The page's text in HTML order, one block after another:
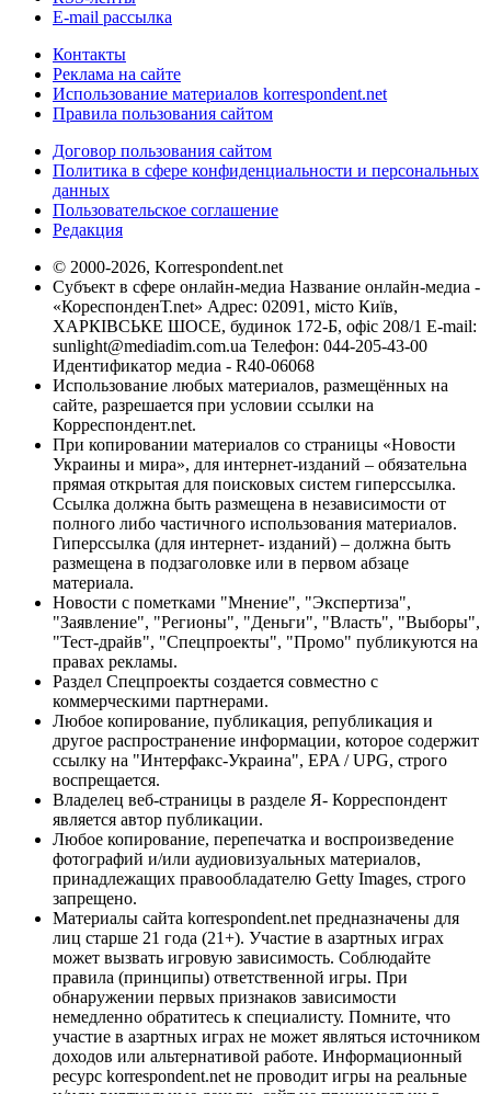
E-mail рассылка
Контакты
Реклама на сайте
Использование материалов korrespondent.net
Правила пользования сайтом
Договор пользования сайтом
Политика в сфере конфиденциальности и персональных
данных
Пользовательское соглашение
Редакция
© 2000-2026, Korrespondent.net
Субъект в сфере онлайн-медиа Название онлайн-медиа -
«КореспонденТ.net» Адрес: 02091, місто Київ,
ХАРКІВСЬКЕ ШОСЕ, будинок 172-Б, офіс 208/1 E-mail:
sunlight@mediadim.com.ua Телефон: 044-205-43-00
Идентификатор медиа - R40-06068
Использование любых материалов, размещённых на
сайте, разрешается при условии ссылки на
Корреспондент.net.
При копировании материалов со страницы «Новости
Украины и мира», для интернет-изданий – обязательна
прямая открытая для поисковых систем гиперссылка.
Ссылка должна быть размещена в независимости от
полного либо частичного использования материалов.
Гиперссылка (для интернет- изданий) – должна быть
размещена в подзаголовке или в первом абзаце
материала.
Новости с пометками "Мнение", "Экспертиза",
"Заявление", "Регионы", "Деньги", "Власть", "Выборы",
"Тест-драйв", "Спецпроекты", "Промо" публикуются на
правах рекламы.
Раздел Спецпроекты создается совместно с
коммерческими партнерами.
Любое копирование, публикация, републикация и
другое распространение информации, которое содержит
ссылку на "Интерфакс-Украина", EPA / UPG, строго
воспрещается.
Владелец веб-страницы в разделе Я- Корреспондент
является автор публикации.
Любое копирование, перепечатка и воспроизведение
фотографий и/или аудиовизуальных материалов,
принадлежащих правообладателю Getty Images, строго
запрещено.
Материалы сайта korrespondent.net предназначены для
лиц старше 21 года (21+). Участие в азартных играх
может вызвать игровую зависимость. Соблюдайте
правила (принципы) ответственной игры. При
обнаружении первых признаков зависимости
немедленно обратитесь к специалисту. Помните, что
участие в азартных играх не может являться источником
доходов или альтернативой работе. Информационный
ресурс korrespondent.net не проводит игры на реальные